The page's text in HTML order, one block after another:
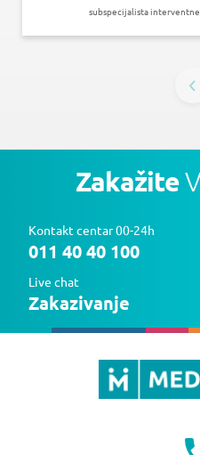
subspecijalista
Zakažite
Kontakt centar 00-24h
011 40 40 100
Live chat
Zakazivanje